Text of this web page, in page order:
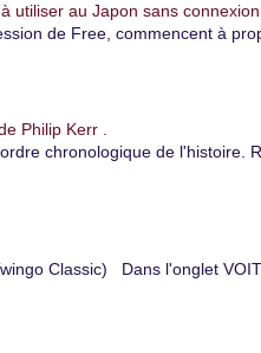
utiliser au Japon sans
de Free, commencent à
Philip Kerr .
chronologique de l'histoire.
Classic) Dans l'onglet